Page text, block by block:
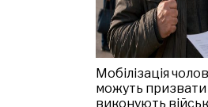
Мобілізація
можуть призвати
виконують